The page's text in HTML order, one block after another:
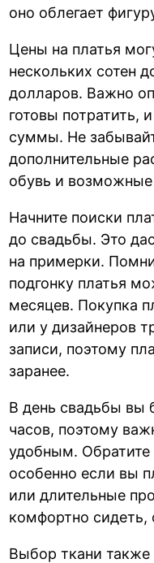
оно облегает
Цены на платья
нескольких сотен
долларов. Важно
готовы потратить,
суммы. Не
дополнительные
обувь и
Начните поиски
до свадьбы. Это
на примерки.
подгонку платья
месяцев. Покупка
или у дизайнеров
записи, поэтому
заранее.
В день свадьбы вы
часов, поэтому
удобным. Обратите
особенно если вы
или длительные
комфортно сидеть,
Выбор ткани